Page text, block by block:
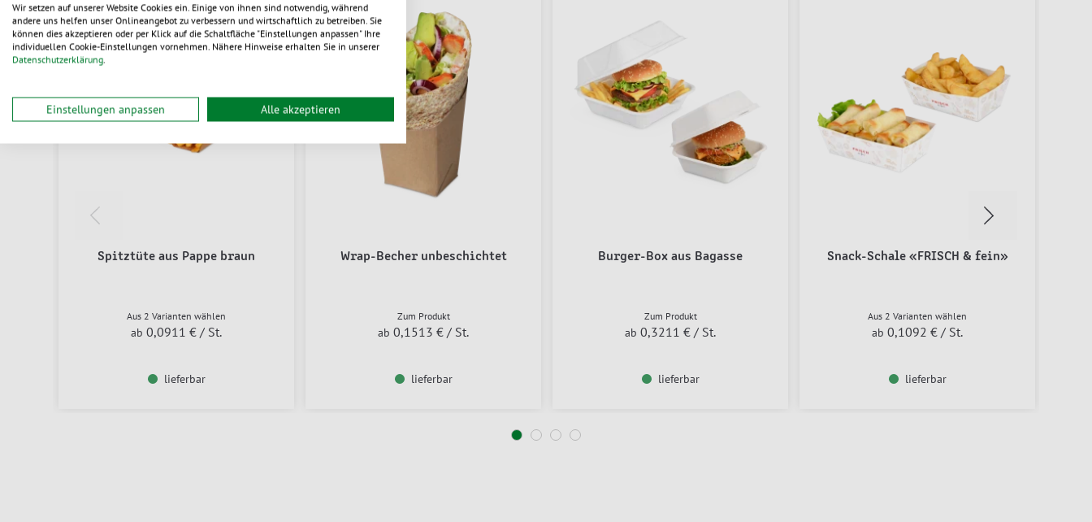
Spitztüte aus Pappe braun
Aus 2 Varianten wählen
ab 0,0911 € / St.
lieferbar
Wrap-Becher unbeschichtet
Zum Produkt
ab 0,1513 € / St.
lieferbar
Burger-Box aus Bagasse
Zum Produkt
ab 0,3211 € / St.
lieferbar
Snack-Schale «FRISCH & fein»
Aus 2 Varianten wählen
ab 0,1092 € / St.
lieferbar
Wir setzen auf unserer Website Cookies ein. Einige von ihnen sind notwendig, während
andere uns helfen unser Onlineangebot zu verbessern und wirtschaftlich zu betreiben. Sie
können dies akzeptieren oder per Klick auf die Schaltfläche "Einstellungen anpassen" Ihre
individuellen Cookie-Einstellungen vornehmen. Nähere Hinweise erhalten Sie in unserer
Datenschutzerklärung.
Einstellungen anpassen Alle akzeptieren